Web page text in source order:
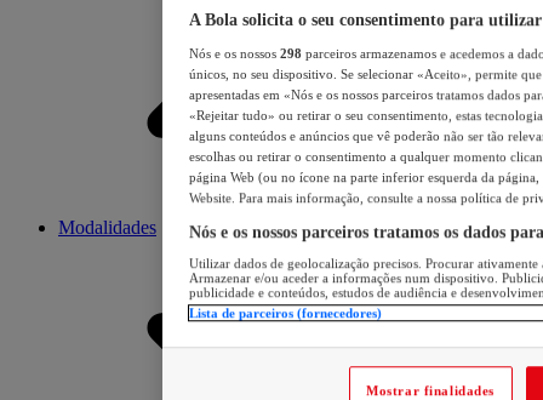
Modalidades
A Bola solicita o seu consentimento para utilizar
Nós e os nossos 298 parceiros armazenamos e acedemos a
únicos, no seu dispositivo. Se selecionar «Aceito», permite
apresentadas em «Nós e os nossos parceiros tratamos dados
«Rejeitar tudo» ou retirar o seu consentimento, estas
alguns conteúdos e anúncios que vê poderão não ser tão
escolhas ou retirar o consentimento a qualquer momento
página Web (ou no ícone na parte inferior esquerda da página,
Website. Para mais informação, consulte a nossa política de
Nós e os nossos parceiros tratamos os dados
Utilizar dados de geolocalização precisos. Procurar
Armazenar e/ou aceder a informações num dispositivo.
publicidade e conteúdos, estudos de audiência e
Lista de parceiros (fornecedores)
Mostrar finalidades